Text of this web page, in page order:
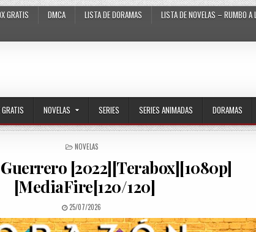
GRATIS DMCA LISTA DE DORAMAS LISTA DE NOVELAS – RUMBO A
NOVELAS SERIES SERIES ANIMADAS DORAMAS
POSTED IN
NOVELAS
[2022][Terabox][1080p]
[MediaFire[120/120]
PUBLISHED DATE:
25/07/2026